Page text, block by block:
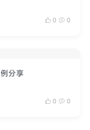
0 0
分享
0 0